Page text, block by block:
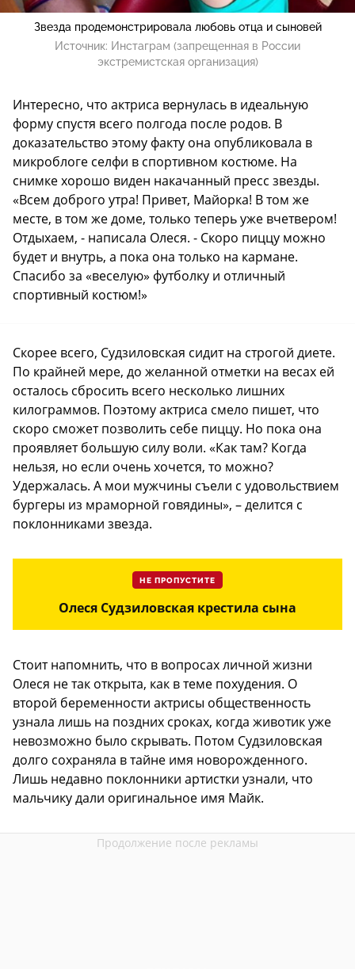
Звезда продемонстрировала любовь отца и сыновей
Источник: Инстаграм (запрещенная в России
экстремистская организация)
Интересно, что актриса вернулась в идеальную
форму спустя всего полгода после родов. В
доказательство этому факту она опубликовала в
микроблоге селфи в спортивном костюме. На
снимке хорошо виден накачанный пресс звезды.
«Всем доброго утра! Привет, Майорка! В том же
месте, в том же доме, только теперь уже вчетвером!
Отдыхаем, - написала Олеся. - Скоро пиццу можно
будет и внутрь, а пока она только на кармане.
Спасибо за «веселую» футболку и отличный
спортивный костюм!»
Скорее всего, Судзиловская сидит на строгой диете.
По крайней мере, до желанной отметки на весах ей
осталось сбросить всего несколько лишних
килограммов. Поэтому актриса смело пишет, что
скоро сможет позволить себе пиццу. Но пока она
проявляет большую силу воли. «Как там? Когда
нельзя, но если очень хочется, то можно?
Удержалась. А мои мужчины съели с удовольствием
бургеры из мраморной говядины», – делится с
поклонниками звезда.
НЕ ПРОПУСТИТЕ
Олеся Судзиловская крестила сына
Стоит напомнить, что в вопросах личной жизни
Олеся не так открыта, как в теме похудения. О
второй беременности актрисы общественность
узнала лишь на поздних сроках, когда животик уже
невозможно было скрывать. Потом Судзиловская
долго сохраняла в тайне имя новорожденного.
Лишь недавно поклонники артистки узнали, что
мальчику дали оригинальное имя Майк.